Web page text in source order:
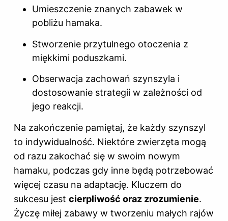
Umieszczenie znanych zabawek w
pobliżu hamaka.
Stworzenie przytulnego otoczenia z
miękkimi poduszkami.
Obserwacja zachowań szynszyla i
dostosowanie strategii w zależności od
jego reakcji.
Na zakończenie pamiętaj, że każdy szynszyl
to indywidualność. Niektóre zwierzęta mogą
od razu zakochać się w swoim nowym
hamaku, podczas gdy inne będą potrzebować
więcej czasu na adaptację. Kluczem do
sukcesu jest cierpliwość oraz zrozumienie.
Życzę miłej zabawy w tworzeniu małych rajów